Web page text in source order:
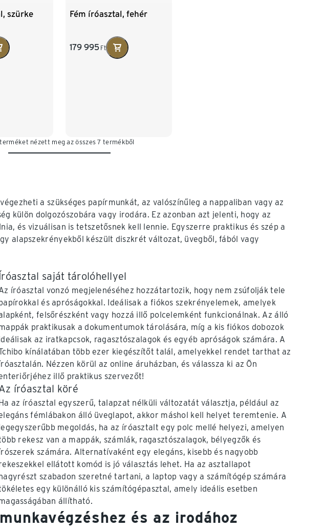
szürke Fém íróasztal, fehér
179 995 Ft
nézett meg az összes 7 termékből
a szükséges papírmunkát, az valószínűleg a nappaliban vagy az
külön dolgozószobára vagy irodára. Ez azonban azt jelenti, hogy az
és vizuálisan is tetszetősnek kell lennie. Egyszerre praktikus és szép a
alapszekrényekből készült diszkrét változat, üvegből, fából vagy
Íróasztal saját tárolóhellyel
íróasztal vonzó megjelenéséhez hozzátartozik, hogy nem zsúfolják tele
és apróságokkal. Ideálisak a fiókos szekrényelemek, amelyek
felsőrészként vagy hozzá illő polcelemként funkcionálnak. Az álló
praktikusak a dokumentumok tárolására, míg a kis fiókos dobozok
az iratkapcsok, ragasztószalagok és egyéb apróságok számára. A
kínálatában több ezer kiegészítőt talál, amelyekkel rendet tarthat az
Nézzen körül az online áruházban, és válassza ki az Ön
illő praktikus szervezőt!
íróasztal köré
Ha az íróasztal egyszerű, talapzat nélküli változatát választja, például az
fémlábakon álló üveglapot, akkor máshol kell helyet teremtenie. A
megoldás, ha az íróasztalt egy polc mellé helyezi, amelyen
rekesz van a mappák, számlák, ragasztószalagok, bélyegzők és
számára. Alternatívaként egy elegáns, kisebb és nagyobb
ellátott komód is jó választás lehet. Ha az asztallapot
szabadon szeretné tartani, a laptop vagy a számítógép számára
egy különálló kis számítógépasztal, amely ideális esetben
állítható.
és az irodához